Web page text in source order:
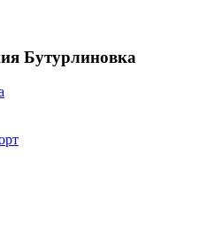
Бутурлиновка